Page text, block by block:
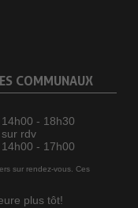
COMMUNAUX
- 18h30
rdv
- 17h00
sur rendez-vous. Ces
plus tôt!